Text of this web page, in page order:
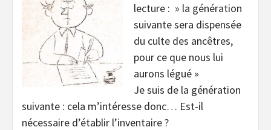
lecture : » la génération
suivante sera dispensée
du culte des ancêtres,
pour ce que nous lui
aurons légué »
Je suis de la génération
suivante : cela m’intéresse donc… Est-il
nécessaire d’établir l’inventaire ?